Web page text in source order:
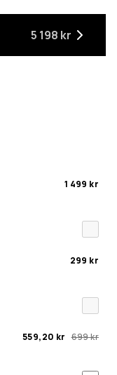
5 198 kr
1 499 kr
299 kr
559,20 kr 699 kr